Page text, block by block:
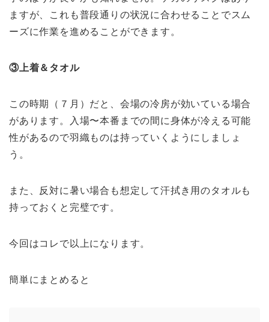
ますが、これも普段通りの状況に合わせることでスム
ーズに作業を進めることができます。
③上着＆タオル
この時期（７月）だと、会場の冷房が効いている場合
があります。入場〜本番までの間に身体が冷える可能
性があるので羽織ものは持っていくようにしましょ
う。
また、反対に暑い場合も想定して汗拭き用のタオルも
持っておくと完璧です。
今回はコレで以上になります。
簡単にまとめると